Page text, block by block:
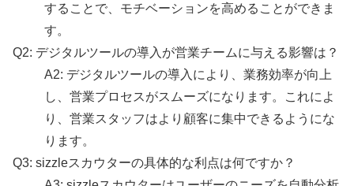
することで、モチベーションを高めることができま
す。
Q2: デジタルツールの導入が営業チームに与える影響は？
A2: デジタルツールの導入により、業務効率が向上
し、営業プロセスがスムーズになります。これによ
り、営業スタッフはより顧客に集中できるようにな
ります。
Q3: sizzleスカウターの具体的な利点は何ですか？